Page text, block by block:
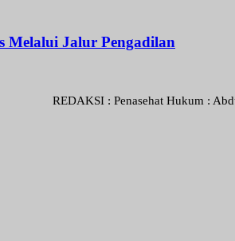
Melalui Jalur Pengadilan
REDAKSI : Penasehat Hukum : Abdul